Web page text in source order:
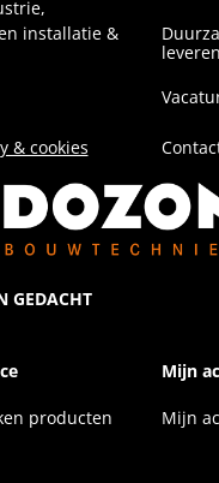
installatie &
& cookies
GEDACHT
leveren
producten
Mijn
Mijn